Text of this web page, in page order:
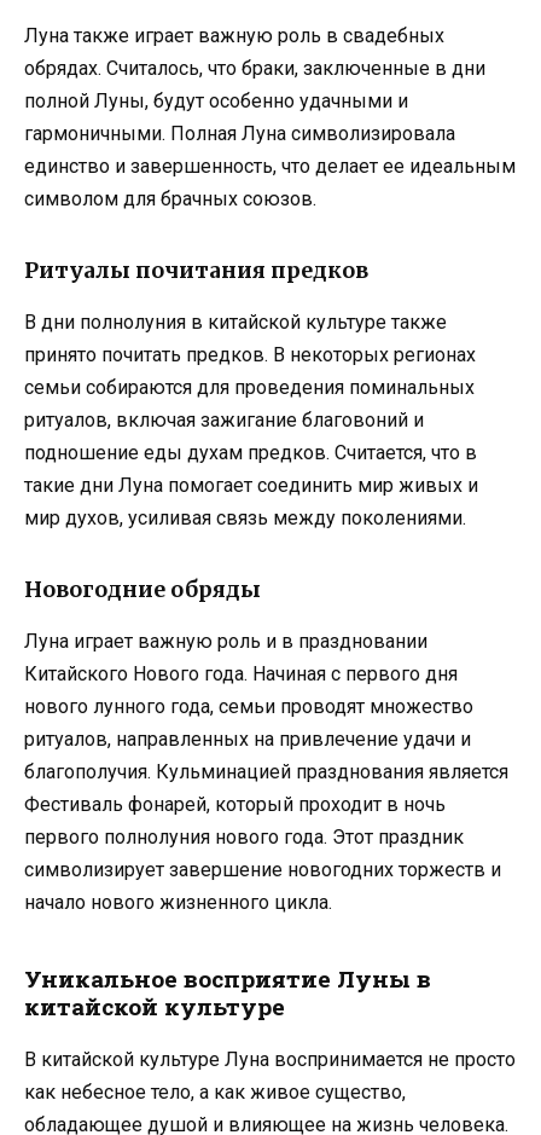
Луна также играет важную роль в свадебных
обрядах. Считалось, что браки, заключенные в дни
полной Луны, будут особенно удачными и
гармоничными. Полная Луна символизировала
единство и завершенность, что делает ее идеальным
символом для брачных союзов.
Ритуалы почитания предков
В дни полнолуния в китайской культуре также
принято почитать предков. В некоторых регионах
семьи собираются для проведения поминальных
ритуалов, включая зажигание благовоний и
подношение еды духам предков. Считается, что в
такие дни Луна помогает соединить мир живых и
мир духов, усиливая связь между поколениями.
Новогодние обряды
Луна играет важную роль и в праздновании
Китайского Нового года. Начиная с первого дня
нового лунного года, семьи проводят множество
ритуалов, направленных на привлечение удачи и
благополучия. Кульминацией празднования является
Фестиваль фонарей, который проходит в ночь
первого полнолуния нового года. Этот праздник
символизирует завершение новогодних торжеств и
начало нового жизненного цикла.
Уникальное восприятие Луны в
китайской культуре
В китайской культуре Луна воспринимается не просто
как небесное тело, а как живое существо,
обладающее душой и влияющее на жизнь человека.